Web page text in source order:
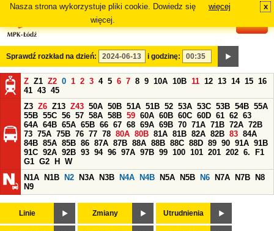
Nasza strona wykorzystuje pliki cookie. Dowiedz się
więcej.
więcej x
Sprawdź rozkład na dzień: i godzinę:
Z Z1 Z2 0 1 2 3 4 5 6 7 8 9 10A 10B 11 12 13 14 15 16
41 43 45
Z3 Z6 Z13 Z43 50A 50B 51A 51B 52 53A 53C 53B 54B 55A
55B 55C 56 57 58A 58B 59 60A 60B 60C 60D 61 62 63
64A 64B 65A 65B 66 67 68 69A 69B 70 71A 71B 72A 72B
73 75A 75B 76 77 78 80A 80B 81A 81B 82A 82B 83 84A
84B 85A 85B 86 87A 87B 88A 88B 88C 88D 89 90 91A 91B
91C 92A 92B 93 94 96 97A 97B 99 100 101 201 202 6.
F1
G1 G2 H
W
N1A
N1B N2 N3A N3B N4A N4B N5A N5B N6 N7A N7B
N8
N9
Linie Zmiany Utrudnienia